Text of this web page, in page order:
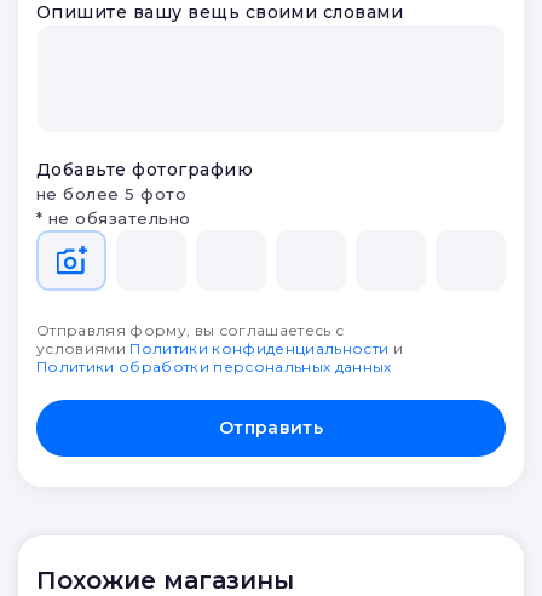
Опишите вашу вещь своими словами
Добавьте фотографию
не более 5 фото
* не обязательно
Отправляя форму, вы соглашаетесь с
условиями Политики конфиденциальности и
Политики обработки персональных данных
Отправить
Похожие магазины